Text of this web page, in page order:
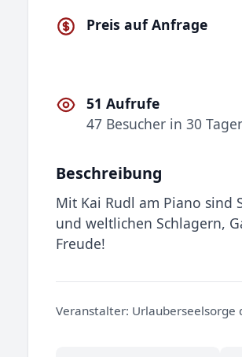
Preis auf Anfrage
51 Aufrufe
47 Besucher in 30
Beschreibung
Mit Kai Rudl am Piano sind
und weltlichen Schlagern,
Freude!
Veranstalter: Urlauberseelsorge